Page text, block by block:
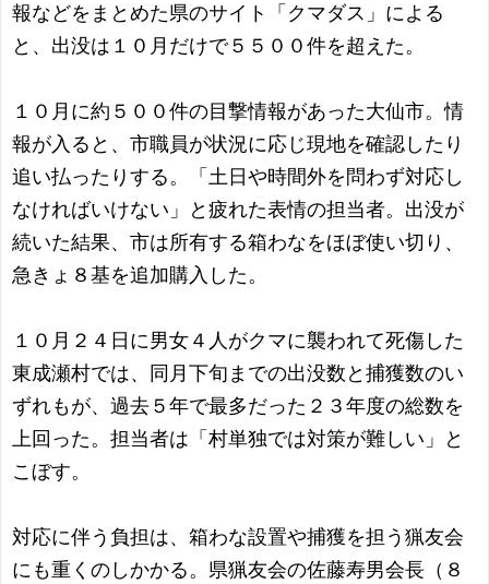
報などをまとめた県のサイト「クマダス」による
と、出没は１０月だけで５５００件を超えた。
１０月に約５００件の目撃情報があった大仙市。情
報が入ると、市職員が状況に応じ現地を確認したり
追い払ったりする。「土日や時間外を問わず対応し
なければいけない」と疲れた表情の担当者。出没が
続いた結果、市は所有する箱わなをほぼ使い切り、
急きょ８基を追加購入した。
１０月２４日に男女４人がクマに襲われて死傷した
東成瀬村では、同月下旬までの出没数と捕獲数のい
ずれもが、過去５年で最多だった２３年度の総数を
上回った。担当者は「村単独では対策が難しい」と
こぼす。
対応に伴う負担は、箱わな設置や捕獲を担う猟友会
にも重くのしかかる。県猟友会の佐藤寿男会長（８